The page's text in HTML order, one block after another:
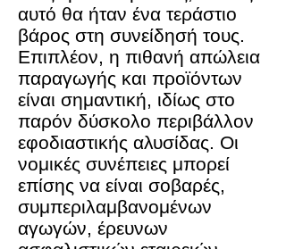
αυτό θα ήταν ένα τεράστιο
βάρος στη συνείδησή τους.
Επιπλέον, η πιθανή απώλεια
παραγωγής και προϊόντων
είναι σημαντική, ιδίως στο
παρόν δύσκολο περιβάλλον
εφοδιαστικής αλυσίδας. Οι
νομικές συνέπειες μπορεί
επίσης να είναι σοβαρές,
συμπεριλαμβανομένων
αγωγών, έρευνων